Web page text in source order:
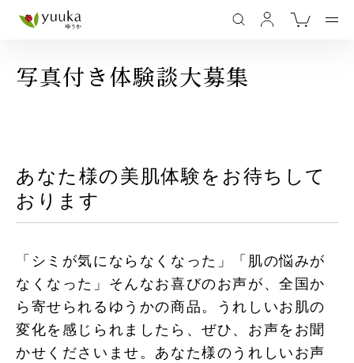
写真付き体験談大募集
あなた様の美肌体験をお待ちして
おります
「シミが気にならなくなった」「肌の悩みが
なくなった」そんなお喜びのお声が、全国か
ら寄せられるゆうかの商品。うれしいお肌の
変化を感じられましたら、ぜひ、お声をお聞
かせくださいませ。あなた様のうれしいお声